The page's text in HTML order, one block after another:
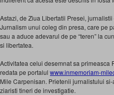
Astazi, de Ziua Libertatii Presei,
Jurnalism unui coleg din presa, care pe
sau a aduce adevarul de pe “teren” la
si libertatea.
Activitatea celui desemnat sa primeasca
redata pe portalul www.inmemoriam-
Mile Carpenisan. Prietenii jurnalistului
ziaristi tineri de investigatie.